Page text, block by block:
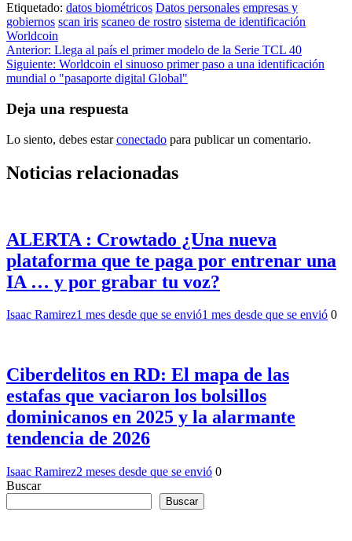
Etiquetado: datos biométricos Datos personales empresas y
gobiernos scan iris scaneo de rostro sistema de identificación
Worldcoin
Navegación
de
Anterior: Llega al país el primer modelo de la Serie TCL 40
Siguiente: Worldcoin el sinuoso primer paso a una identificación
mundial o "pasaporte digital Global"
Deja una respuesta
Lo siento, debes estarconectado para publicar un comentario.
Noticias relacionadas
ALERTA : Crowtado ¿Una nueva
plataforma que te paga por entrenar una
IA … y por grabar tu voz?
Isaac Ramirez1 mes desde que se envió1 mes desde que se envió 0
Ciberdelitos en RD: El mapa de las
estafas que vaciaron los bolsillos
dominicanos en 2025 y la alarmante
tendencia de 2026
Isaac Ramirez2 meses desde que se envió 0
Buscar
Buscar